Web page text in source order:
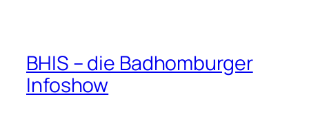
BHIS – die Badhomburger
Infoshow